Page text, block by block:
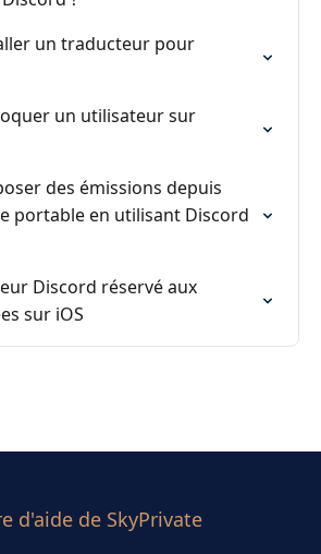
un traducteur pour
un utilisateur sur
des émissions depuis
portable en utilisant Discord
Discord réservé aux
sur iOS
d'aide de SkyPrivate